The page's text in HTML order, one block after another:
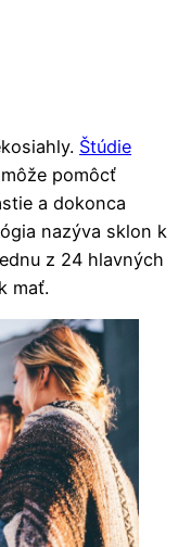
Štúdie
pomôcť
a dokonca
nazýva sklon k
z 24 hlavných
mať.